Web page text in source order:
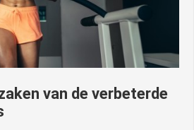
van de verbeterde